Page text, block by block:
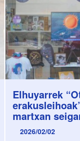
Elhuyarrek
martxan
2026/02/02